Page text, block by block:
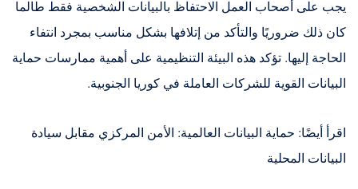
يجب على أصحاب العمل الاحتفاظ بالبيانات الشخصية فقط طالما
كان ذلك ضروريًا والتأكد من إتلافها بشكل مناسب بمجرد انتفاء
الحاجة إليها. تؤكد هذه البيئة التنظيمية على أهمية ممارسات حماية
البيانات القوية للشركات العاملة في كوريا الجنوبية.
اقرأ أيضًا: حماية البيانات العالمية: الأمن المركزي مقابل سيادة
البيانات المحلية